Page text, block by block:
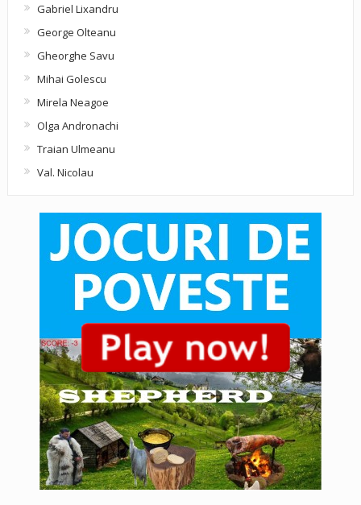
Gabriel Lixandru
George Olteanu
Gheorghe Savu
Mihai Golescu
Mirela Neagoe
Olga Andronachi
Traian Ulmeanu
Val. Nicolau